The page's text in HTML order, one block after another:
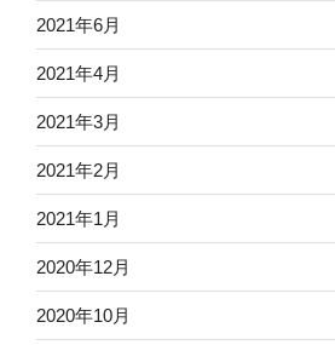
2021年6月
2021年4月
2021年3月
2021年2月
2021年1月
2020年12月
2020年10月